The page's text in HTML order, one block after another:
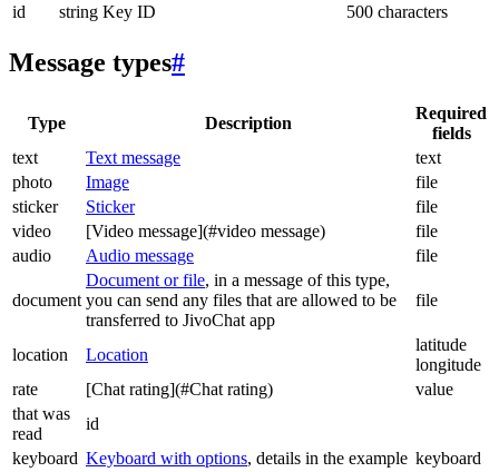
id
string Key ID 500 characters
Message types#
Type Description
Required
fields
text
Text message
text
photo
Image
file
sticker
Sticker
file
video
[Video message](#video message)
file
audio
Audio message file
document
Document or file, in a message of this type,
you can send any files that are allowed to be
transferred to JivoChat app
file
location Location
latitude
longitude
rate
[Chat rating](#Chat rating)
value
that was
read
id
keyboard Keyboard with options, details in the example keyboard